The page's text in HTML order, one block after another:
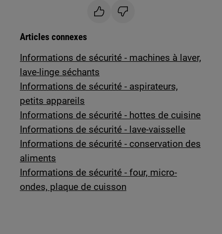
Articles connexes
Informations de sécurité - machines à laver,
lave-linge séchants
Informations de sécurité - aspirateurs,
petits appareils
Informations de sécurité - hottes de cuisine
Informations de sécurité - lave-vaisselle
Informations de sécurité - conservation des
aliments
Informations de sécurité - four, micro-
ondes, plaque de cuisson